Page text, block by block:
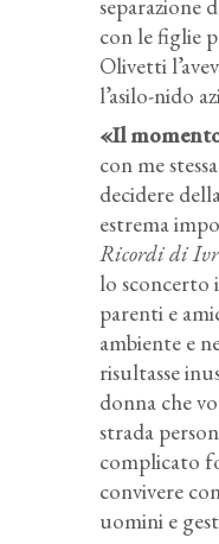
separazione
con le figlie
Olivetti
l’asilo-nido
«Il
con me
decidere
estrema
Ricordi di
lo sconcerto
parenti e
ambiente e
risultasse
donna che
strada
complicato
convivere
uomini e